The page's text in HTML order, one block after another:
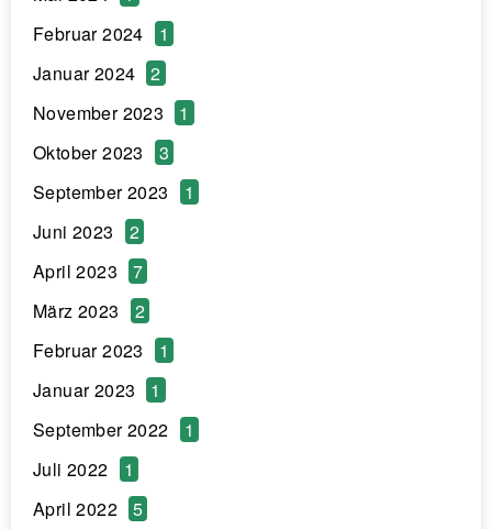
Februar 2024
1
Januar 2024
2
November 2023
1
Oktober 2023
3
September 2023
1
Juni 2023
2
April 2023
7
März 2023
2
Februar 2023
1
Januar 2023
1
September 2022
1
Juli 2022
1
April 2022
5